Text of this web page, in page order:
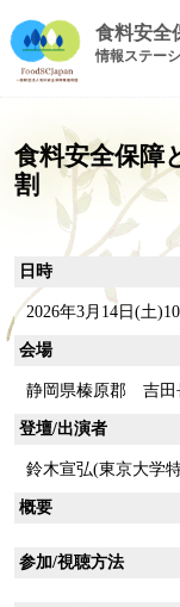
食料安全
情報ステー
食料安全保障
割
日時
2026年3月14日(土
会場
静岡県榛原郡 吉田
登壇/出演者
鈴木宣弘(東京大学
概要
参加/視聴方法